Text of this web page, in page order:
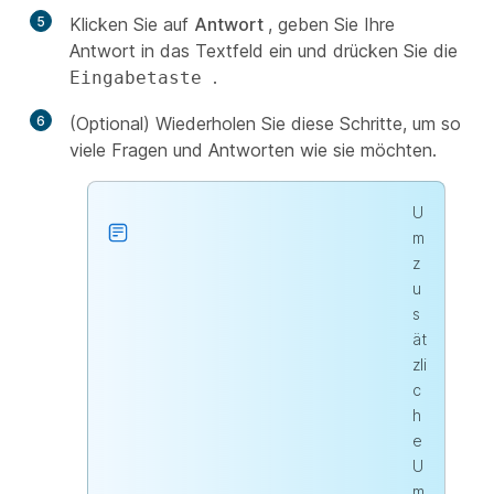
5 Klicken Sie auf Antwort , geben Sie Ihre
Antwort in das Textfeld ein und drücken Sie die
Eingabetaste .
6
(Optional) Wiederholen Sie diese Schritte, um so
viele Fragen und Antworten wie sie möchten.
U
m
z
u
s
ät
zli
c
h
e
U